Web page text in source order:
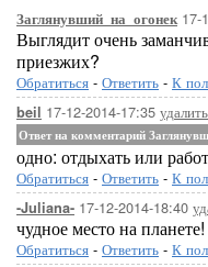
Заглянувший_на_огонек17-
Выглядит очень
приезжих?
Обратиться - Ответить - К
beil 17-12-2014-17:35 удалить
Ответ на комментарий
одно: отдыхать или
Обратиться - Ответить - К
-Juliana- 17-12-2014-18:40
чудное место на
Обратиться - Ответить - К